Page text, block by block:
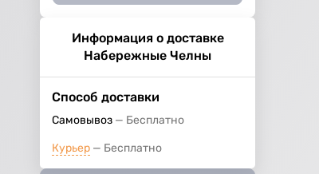
Информация о доставке
Набережные Челны
Способ доставки
Самовывоз Бесплатно
Курьер Бесплатно